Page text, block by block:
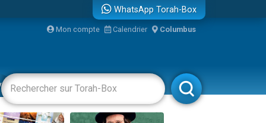
WhatsApp Torah-Box
Mon compte Calendrier Columbus
Livres Rabbanim